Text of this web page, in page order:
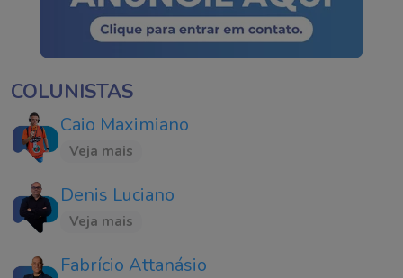
COLUNISTAS
Caio Maximiano
Veja mais
Denis Luciano
Veja mais
Fabrício Attanásio